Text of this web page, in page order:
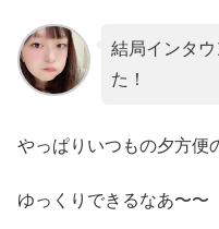
結局インタ
た！
やっぱりいつもの夕方便
ゆっくりできるなあ〜〜